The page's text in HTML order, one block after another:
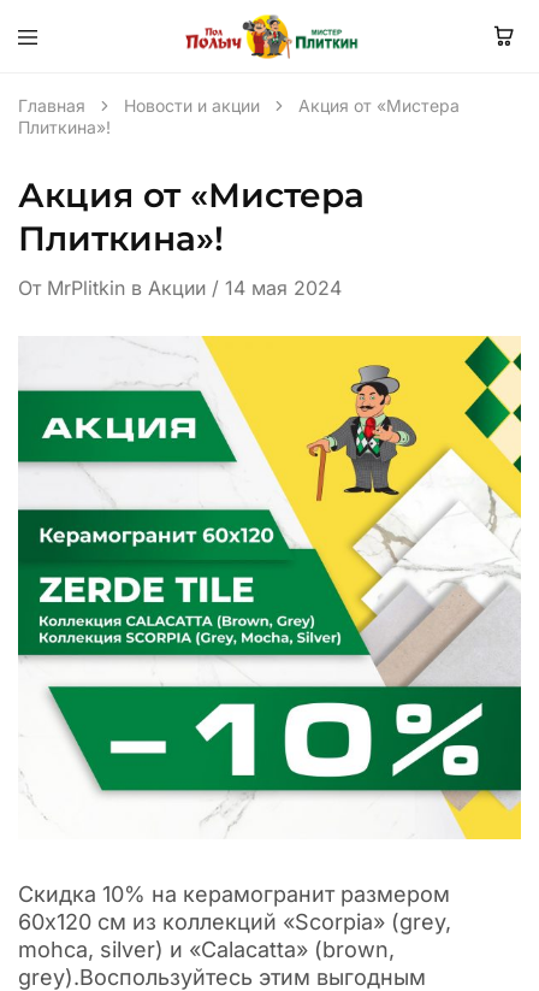
Главная Новости и акции
Акция от «Мистера
Плиткина»!
Акция от «Мистера
Плиткина»!
От MrPlitkin в Акции 14 мая 2024
Скидка 10% на керамогранит размером
60х120 см из коллекций «Scorpia» (grey,
mohca, silver) и «Calacatta» (brown,
grey).Воспользуйтесь этим выгодным